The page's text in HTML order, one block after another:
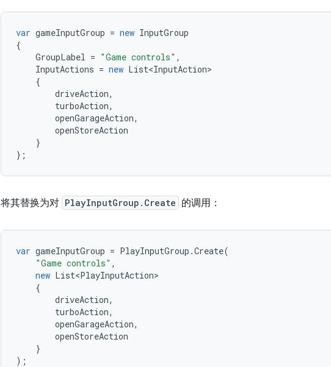
var gameInputGroup = new InputGroup
{
GroupLabel = "Game controls" ,
InputActions = new List<InputAction>
{
driveAction,
turboAction,
openGarageAction,
openStoreAction
}
};
将其替换为对 PlayInputGroup.Create 的调用：
var gameInputGroup = PlayInputGroup .Create(
"Game controls" ,
new List<PlayInputAction>
{
driveAction,
turboAction,
openGarageAction,
openStoreAction
}
);